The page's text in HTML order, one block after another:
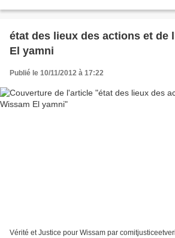
état des lieux des actions et de
El yamni
Publié le 10/11/2012 à 17:22
Vérité et Justice pour Wissam par